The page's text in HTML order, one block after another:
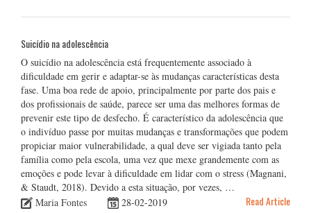
Suicídio na adolescência
O suicídio na adolescência está frequentemente associado à
dificuldade em gerir e adaptar-se às mudanças características desta
fase. Uma boa rede de apoio, principalmente por parte dos pais e
dos profissionais de saúde, parece ser uma das melhores formas de
prevenir este tipo de desfecho. É característico da adolescência que
o indivíduo passe por muitas mudanças e transformações que podem
propiciar maior vulnerabilidade, a qual deve ser vigiada tanto pela
família como pela escola, uma vez que mexe grandemente com as
emoções e pode levar à dificuldade em lidar com o stress (Magnani,
& Staudt, 2018). Devido a esta situação, por vezes, …
Maria Fontes
28-02-2019 Read Article